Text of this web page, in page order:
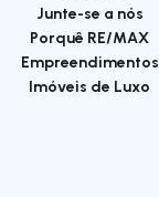
Junte-se a nós
Porquê RE/MAX
Empreendimentos
Imóveis de Luxo